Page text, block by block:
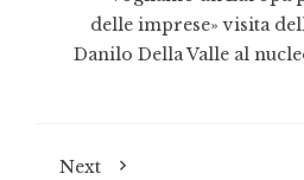
delle imprese» visita
Danilo Della Valle al
Next